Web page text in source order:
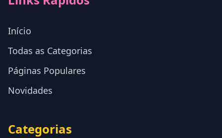
Início
Todas as Categorias
Páginas Populares
Novidades
Categorias